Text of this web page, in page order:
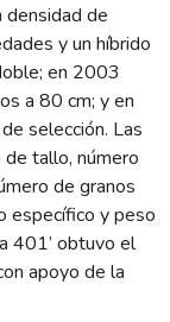
densidad de
y un híbrido
en 2003
a 80 cm; y en
selección. Las
tallo, número
de granos
específico y peso
401’ obtuvo el
apoyo de la